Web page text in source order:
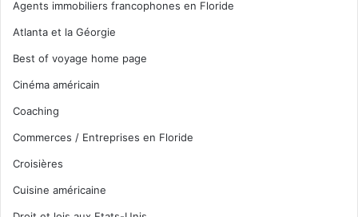
Agents immobiliers francophones en Floride
Atlanta et la Géorgie
Best of voyage home page
Cinéma américain
Coaching
Commerces / Entreprises en Floride
Croisières
Cuisine américaine